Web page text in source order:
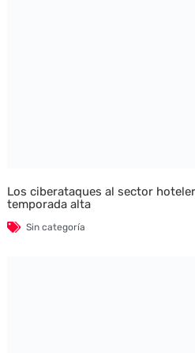
Los ciberataques al sector
temporada alta
Sin categoría